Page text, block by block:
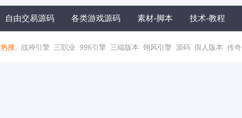
自由交易源码 各类游戏源码 素材-脚本 技术-教程
热搜: 战神引擎 三职业 996引擎 三端版本 翎风引擎 源码 假人版本 传